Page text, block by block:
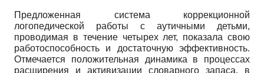
Предложенная система коррекционной
логопедической работы с аутичны­ми детьми,
проводимая в течение четырех лет, показала свою
работоспособность и достаточную эффективность.
Отмечается положительная динамика в процессах
расширения и активизации словарного запаса, в